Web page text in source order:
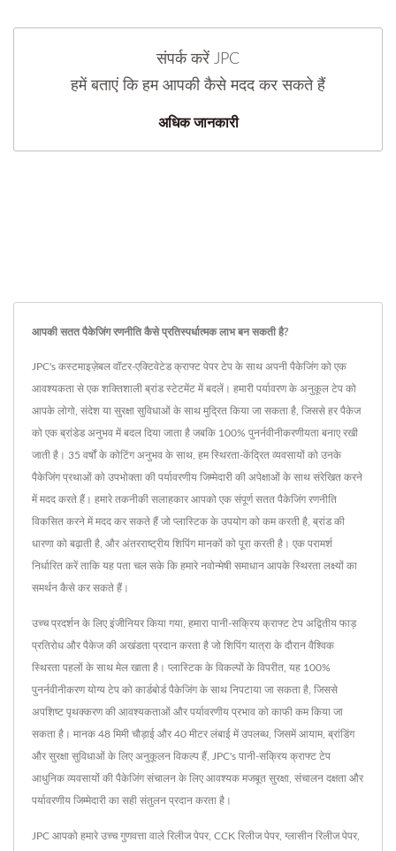
संपर्क करें JPC
हमें बताएं कि हम आपकी कैसे मदद कर सकते हैं
अधिक जानकारी
आपकी सतत पैकेजिंग रणनीति कैसे प्रतिस्पर्धात्मक लाभ बन सकती है?
JPC's कस्टमाइज़ेबल वॉटर-एक्टिवेटेड क्राफ्ट पेपर टेप के साथ अपनी पैकेजिंग को एक
आवश्यकता से एक शक्तिशाली ब्रांड स्टेटमेंट में बदलें। हमारी पर्यावरण के अनुकूल टेप को
आपके लोगो, संदेश या सुरक्षा सुविधाओं के साथ मुद्रित किया जा सकता है, जिससे हर पैकेज
को एक ब्रांडेड अनुभव में बदल दिया जाता है जबकि 100% पुनर्नवीनीकरणीयता बनाए रखी
जाती है। 35 वर्षों के कोटिंग अनुभव के साथ, हम स्थिरता-केंद्रित व्यवसायों को उनके
पैकेजिंग प्रथाओं को उपभोक्ता की पर्यावरणीय जिम्मेदारी की अपेक्षाओं के साथ संरेखित करने
में मदद करते हैं। हमारे तकनीकी सलाहकार आपको एक संपूर्ण सतत पैकेजिंग रणनीति
विकसित करने में मदद कर सकते हैं जो प्लास्टिक के उपयोग को कम करती है, ब्रांड की
धारणा को बढ़ाती है, और अंतरराष्ट्रीय शिपिंग मानकों को पूरा करती है। एक परामर्श
निर्धारित करें ताकि यह पता चल सके कि हमारे नवोन्मेषी समाधान आपके स्थिरता लक्ष्यों का
समर्थन कैसे कर सकते हैं।
उच्च प्रदर्शन के लिए इंजीनियर किया गया, हमारा पानी-सक्रिय क्राफ्ट टेप अद्वितीय फाड़
प्रतिरोध और पैकेज की अखंडता प्रदान करता है जो शिपिंग यात्रा के दौरान वैश्विक
स्थिरता पहलों के साथ मेल खाता है। प्लास्टिक के विकल्पों के विपरीत, यह 100%
पुनर्नवीनीकरण योग्य टेप को कार्डबोर्ड पैकेजिंग के साथ निपटाया जा सकता है, जिससे
अपशिष्ट पृथक्करण की आवश्यकताओं और पर्यावरणीय प्रभाव को काफी कम किया जा
सकता है। मानक 48 मिमी चौड़ाई और 40 मीटर लंबाई में उपलब्ध, जिसमें आयाम, ब्रांडिंग
और सुरक्षा सुविधाओं के लिए अनुकूलन विकल्प हैं, JPC's पानी-सक्रिय क्राफ्ट टेप
आधुनिक व्यवसायों की पैकेजिंग संचालन के लिए आवश्यक मजबूत सुरक्षा, संचालन दक्षता और
पर्यावरणीय जिम्मेदारी का सही संतुलन प्रदान करता है।
JPC आपको हमारे उच्च गुणवत्ता वाले रिलीज पेपर, CCK रिलीज पेपर, ग्लासीन रिलीज पेपर,